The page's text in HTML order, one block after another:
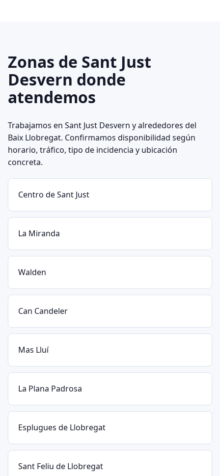
Zonas de Sant Just
Desvern donde
atendemos
Trabajamos en Sant Just Desvern y alrededores del
Baix Llobregat. Confirmamos disponibilidad según
horario, tráfico, tipo de incidencia y ubicación
concreta.
Centro de Sant Just
La Miranda
Walden
Can Candeler
Mas Lluí
La Plana Padrosa
Esplugues de Llobregat
Sant Feliu de Llobregat